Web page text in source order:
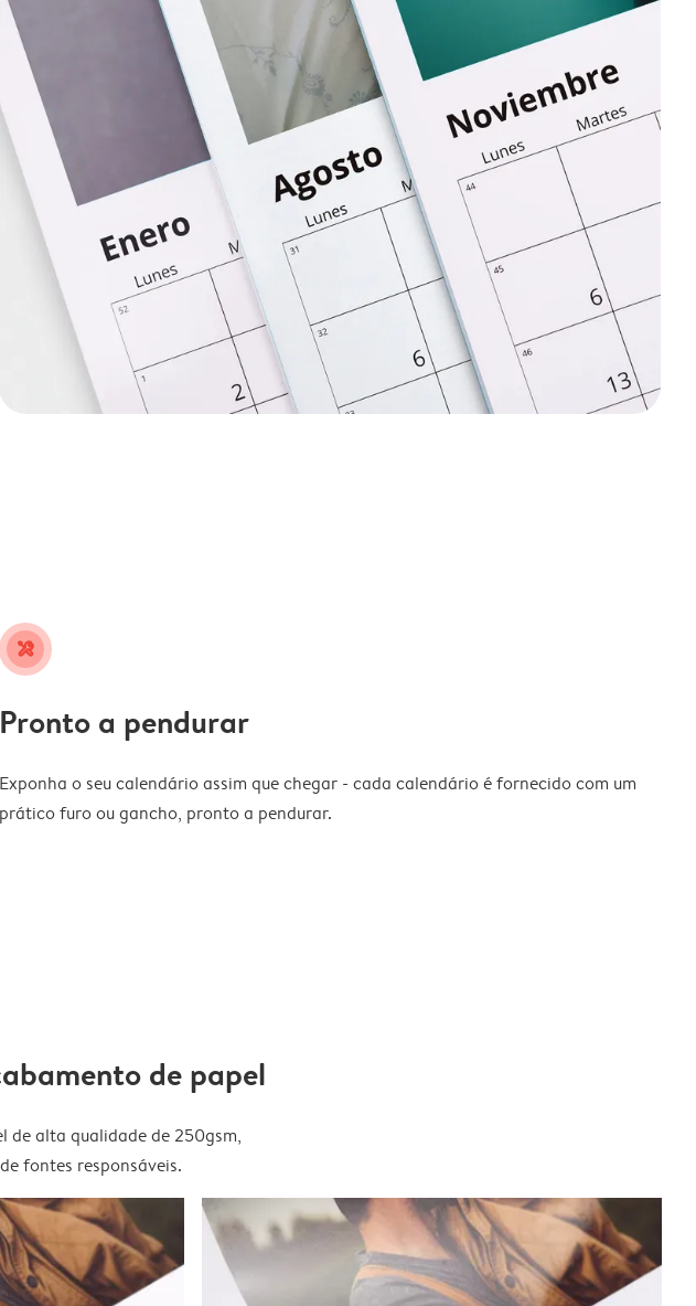
tools
Pronto a pendurar
Exponha o seu calendário assim que chegar - cada calendário é fornecido com um
prático furo ou gancho, pronto a pendurar.
de papel
de alta qualidade de 250gsm,
fontes responsáveis.